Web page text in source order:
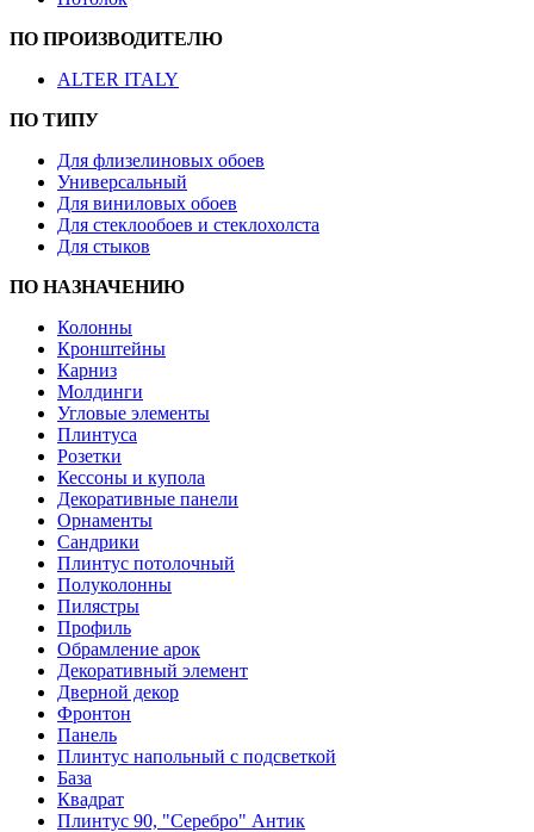
ПО ПРОИЗВОДИТЕЛЮ
ALTER ITALY
ПО ТИПУ
Для флизелиновых обоев
Универсальный
Для виниловых обоев
Для стеклообоев и стеклохолста
Для стыков
ПО НАЗНАЧЕНИЮ
Колонны
Кронштейны
Карниз
Молдинги
Угловые элементы
Плинтуса
Розетки
Кессоны и купола
Декоративные панели
Орнаменты
Сандрики
Плинтус потолочный
Полуколонны
Пилястры
Профиль
Обрамление арок
Декоративный элемент
Дверной декор
Фронтон
Панель
Плинтус напольный с подсветкой
База
Квадрат
Плинтус 90, "Серебро" Антик